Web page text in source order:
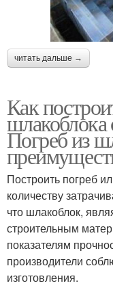
читать дальше →
Как
Погреб из
Построить погреб
количеству
что шлакоблок,
строительным
показателям
производители
изготовления.